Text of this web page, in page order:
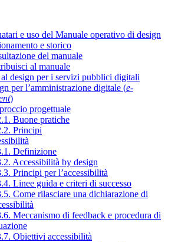
e uso del Manuale operativo di design
e storico
del manuale
al manuale
design per i servizi pubblici digitali
per l’amministrazione digitale (e-
)
progettuale
Buone pratiche
Principi
Definizione
Accessibilità by design
Principi per l’accessibilità
Linee guida e criteri di successo
Come rilasciare una dichiarazione di
Meccanismo di feedback e procedura di
Obiettivi accessibilità